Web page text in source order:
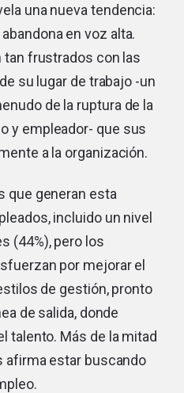
una nueva tendencia:
en voz alta.
frustrados con las
su lugar de trabajo -un
de la ruptura de la
y empleador- que sus
a la organización.
que generan esta
incluido un nivel
(44%), pero los
por mejorar el
de gestión, pronto
de salida, donde
talento. Más de la mitad
afirma estar buscando